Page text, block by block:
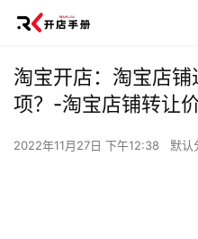
淘宝开店：淘宝店
项？-淘宝店铺转让
2022年11月27日 下午12:38 默认